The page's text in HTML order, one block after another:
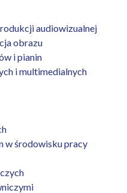
audiowizualnej
obrazu
i pianin
i multimedialnych
w środowisku pracy